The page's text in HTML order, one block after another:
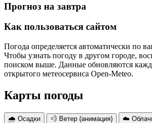
Прогноз на завтра
Как пользоваться сайтом
Погода определяется автоматически по
Чтобы узнать погоду в другом городе,
поиском выше. Данные обновляются
открытого метеосервиса Open-Meteo.
Карты погоды
🌧 Осадки 💨 Ветер (анимация)
☁️